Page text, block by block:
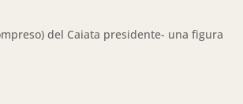
del Caiata presidente- una figura